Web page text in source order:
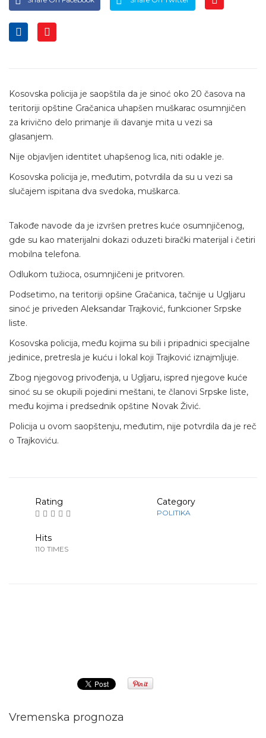
Kosovska policija je saopštila da je sinoć oko 20 časova na
teritoriji opštine Gračanica uhapšen muškarac osumnjičen
za krivično delo primanje ili davanje mita u vezi sa
glasanjem.
Nije objavljen identitet uhapšenog lica, niti odakle je.
Kosovska policija je, međutim, potvrdila da su u vezi sa
slučajem ispitana dva svedoka, muškarca.
Takođe navode da je izvršen pretres kuće osumnjičenog,
gde su kao materijalni dokazi oduzeti birački materijal i četiri
mobilna telefona.
Odlukom tužioca, osumnjičeni je pritvoren.
Podsetimo, na teritoriji opšine Gračanica, tačnije u Ugljaru
sinoć je priveden Aleksandar Trajković, funkcioner Srpske
liste.
Kosovska policija, među kojima su bili i pripadnici specijalne
jedinice, pretresla je kuću i lokal koji Trajković iznajmljuje.
Zbog njegovog privođenja, u Ugljaru, ispred njegove kuće
sinoć su se okupili pojedini meštani, te članovi Srpske liste,
među kojima i predsednik opštine Novak Živić.
Policija u ovom saopštenju, međutim, nije potvrdila da je reč
o Trajkoviću.
Rating Category
POLITIKA
Hits
110 TIMES
Vremenska prognoza